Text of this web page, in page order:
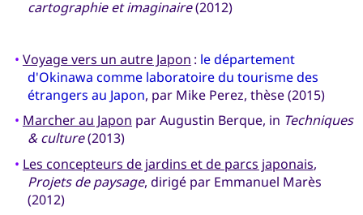
cartographie et imaginaire(2012)
• Voyage vers un autre Japon : le département
d'Okinawa comme laboratoire du tourisme des
étrangers au Japon, par Mike Perez, thèse (2015)
• Marcher au Japon par Augustin Berque, in Techniques
& culture(2013)
• Les concepteurs de jardins et de parcs japonais,
Projets de paysage, dirigé par Emmanuel Marès
(2012)